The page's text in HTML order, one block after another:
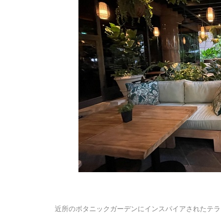
近所のボタニックガーデンにインスパイアされたテ